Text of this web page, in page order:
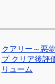
クアリー～悪
プ クリア後評
リューム